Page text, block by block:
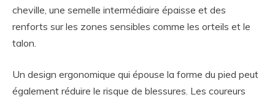
cheville, une semelle intermédiaire épaisse et des
renforts sur les zones sensibles comme les orteils et le
talon.
Un design ergonomique qui épouse la forme du pied peut
également réduire le risque de blessures. Les coureurs